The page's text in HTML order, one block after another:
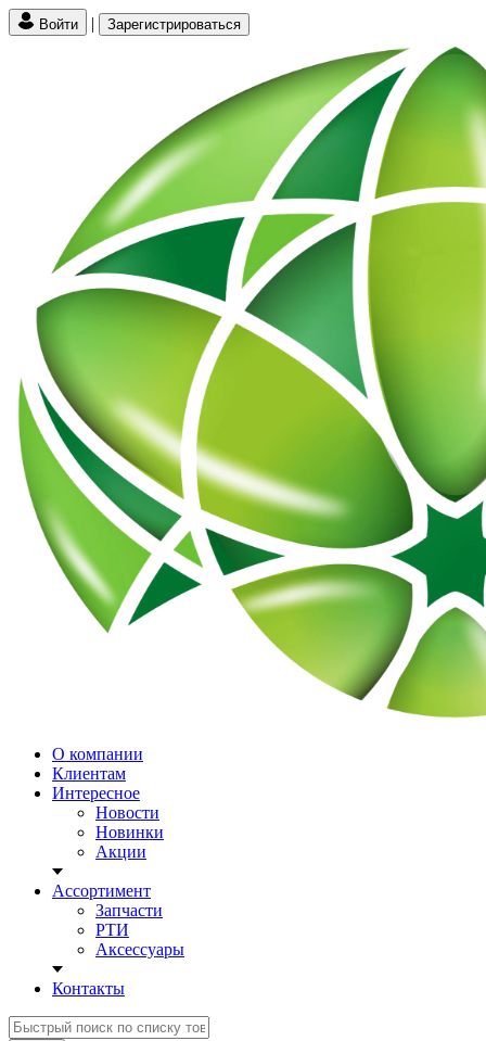
Войти | Зарегистрироваться
О компании
Клиентам
Интересное
Новости
Новинки
Акции
Ассортимент
Запчасти
РТИ
Аксессуары
Контакты